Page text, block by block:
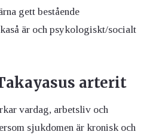
gett bestående
är och psykologiskt/socialt
arterit
vardag, arbetsliv och
sjukdomen är kronisk och